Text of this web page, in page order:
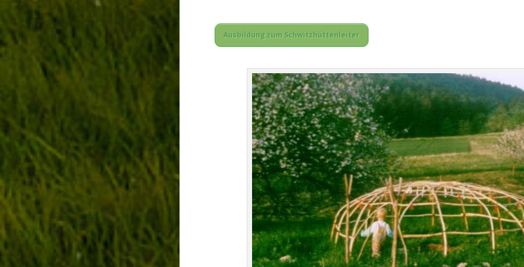
Ausbildung zum Schwitzhüttenleiter